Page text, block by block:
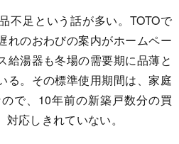
不足という話が多い。TOTOで
れのおわびの案内がホームペー
給湯器も冬場の需要期に品薄と
る。その標準使用期間は、家庭
で、10年前の新築戸数分の買
応しきれていない。